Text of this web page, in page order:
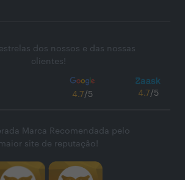
dos nossos e das nossas
clientes!
4.7/5 4.7/5
Marca Recomendada pelo
site de reputação!